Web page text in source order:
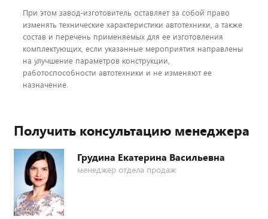
При этом завод-изготовитель оставляет за собой право
изменять технические характеристики автотехники, а также
состав и перечень применяемых для ее изготовления
комплектующих, если указанные мероприятия направлены
на улучшение параметров конструкции,
работоспособности автотехники и не изменяют ее
назначение.
Получить консультацию менеджера
Грудина Екатерина Васильевна
менеджер отдела продаж